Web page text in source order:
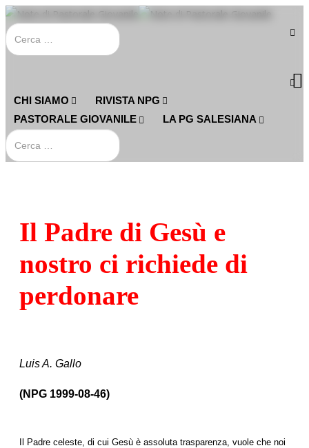
CHI SIAMO
RIVISTA NPG
PASTORALE GIOVANILE
LA PG SALESIANA
Il Padre di Gesù e
nostro ci richiede di
perdonare
Luis A. Gallo
(NPG 1999-08-46)
Il Padre celeste, di cui Gesù è assoluta trasparenza, vuole che noi